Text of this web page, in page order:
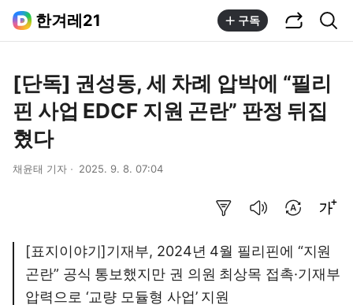
한겨레21 구독
[단독] 권성동, 세 차례 압박에 “필리
핀 사업 EDCF 지원 곤란” 판정 뒤집
혔다
채윤태 기자 2025. 9. 8. 07:04
[표지이야기]기재부, 2024년 4월 필리핀에 “지원
곤란” 공식 통보했지만 권 의원 최상목 접촉·기재부
압력으로 ‘교량 모듈형 사업’ 지원